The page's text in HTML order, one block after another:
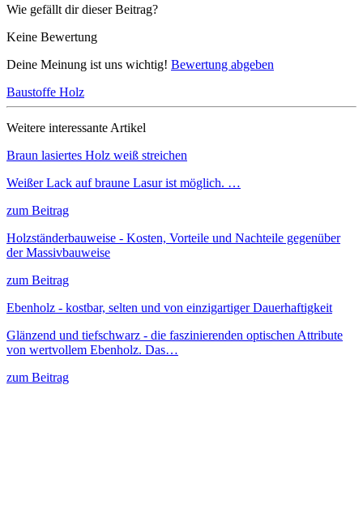
Wie gefällt dir dieser Beitrag?
Keine Bewertung
Deine Meinung ist uns wichtig! Bewertung abgeben
Baustoffe Holz
Weitere interessante Artikel
Braun lasiertes Holz weiß streichen
Weißer Lack auf braune Lasur ist möglich. …
zum Beitrag
Holzständerbauweise - Kosten, Vorteile und Nachteile gegenüber
der Massivbauweise
zum Beitrag
Ebenholz - kostbar, selten und von einzigartiger Dauerhaftigkeit
Glänzend und tiefschwarz - die faszinierenden optischen Attribute
von wertvollem Ebenholz. Das…
zum Beitrag